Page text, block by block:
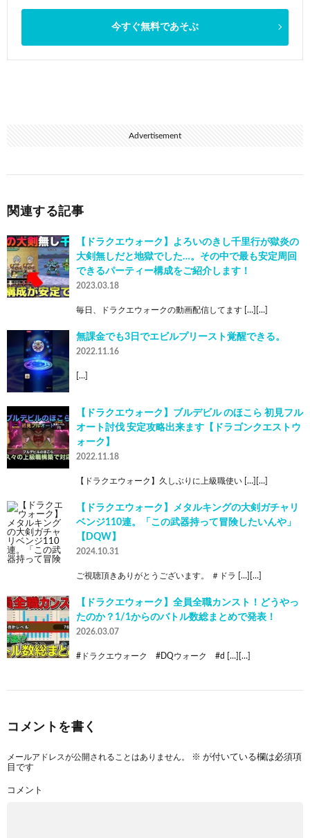
今すぐ無料であそぶ
Advertisement
関連する記事
【ドラクエウォーク】よろいのきし千里行が獄炎の
大剣無しだと地獄でした…。その中で最も安定周回
できるパーティー構成をご紹介します！
2023.03.18
毎日、ドラクエウォークの動画配信してます […][…]
無課金でも3日でエビルプリースト覚醒できる。
2022.11.16
[…]
【ドラクエウォーク】ブルデビル のほこら 初見フル
オート討伐 安定攻略出来ます【ドラゴンクエストウ
ォーク】
2022.11.18
【ドラクエウォーク】久しぶりに上級職使い […][…]
【ドラクエウォーク】メタルキングの大剣ガチャリ
ベンジ110連。「この武器持って冒険したいんや」
【DQW】
2024.10.31
ご視聴頂きありがとうございます。 ＃ドラ […][…]
【ドラクエウォーク】全員全職カンスト！どうやっ
たのか？1/1からのバトル数総まとめで発表！
2026.03.07
#ドラクエウォーク #DQウォーク #d […][…]
コメントを書く
メールアドレスが公開されることはありません。 ※ が付いている欄は必須項
目です
コメント